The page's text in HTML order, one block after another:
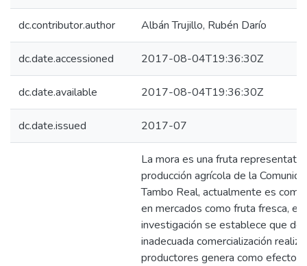
dc.contributor.author Albán Trujillo, Rubén Darío
dc.date.accessioned 2017-08-04T19:36:30Z
dc.date.available 2017-08-04T19:36:30Z
dc.date.issued 2017-07
La mora es una fruta
producción agrícola de la
Tambo Real, actualmente es
en mercados como fruta fresca, en
investigación se establece que
inadecuada comercialización
productores genera como efecto